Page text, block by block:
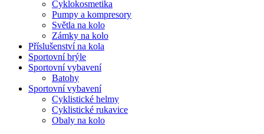
Cyklokosmetika
Pumpy a kompresory
Světla na kolo
Zámky na kolo
Příslušenství na kola
Sportovní brýle
Sportovní vybavení
Batohy
Sportovní vybavení
Cyklistické helmy
Cyklistické rukavice
Obaly na kolo